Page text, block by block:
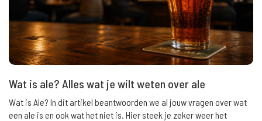
Wat is ale? Alles wat je wilt weten over ale
Wat is Ale? In dit artikel beantwoorden we al jouw vragen over wat
een ale is en ook wat het niet is. Hier steek je zeker weer het